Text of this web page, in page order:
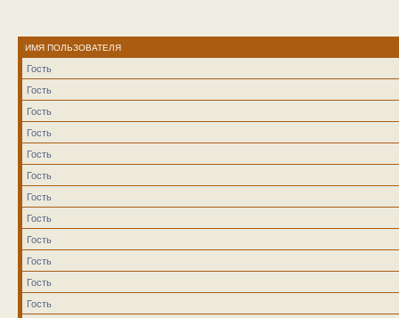
ИМЯ ПОЛЬЗОВАТЕЛЯ
Гость
Гость
Гость
Гость
Гость
Гость
Гость
Гость
Гость
Гость
Гость
Гость